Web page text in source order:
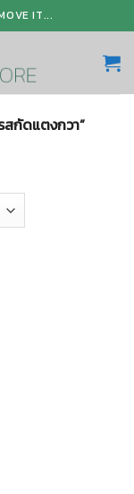
IT...
สกัดแตงกวา”